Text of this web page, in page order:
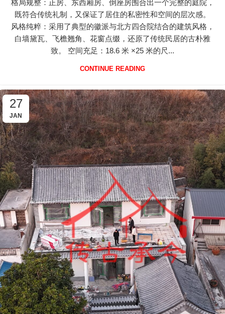
格局规整：正房、东西厢房、倒座房围合出一个完整的庭院，
既符合传统礼制，又保证了居住的私密性和空间的层次感。
风格纯粹：采用了典型的徽派与北方四合院结合的建筑风格，
白墙黛瓦、飞檐翘角、花窗点缀，还原了传统民居的古朴雅
致。 空间充足：18.6 米 ×25 米的尺...
CONTINUE READING
27
JAN